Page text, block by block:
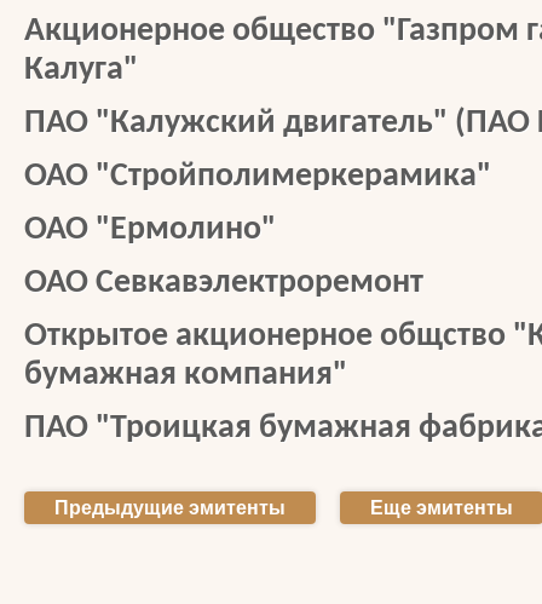
Акционерное общество "Газпром
Калуга"
ПАО "Калужский двигатель"
ОАО "Стройполимеркерамика"
ОАО "Ермолино"
ОАО Севкавэлектроремонт
Открытое акционерное общство
бумажная компания"
ПАО "Троицкая бумажная
Предыдущие эмитенты Еще эмитенты